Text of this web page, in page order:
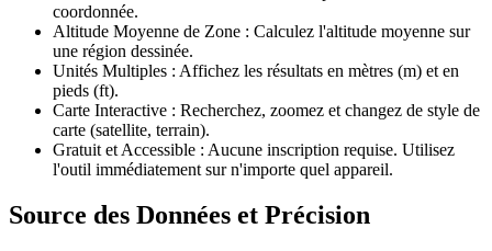
coordonnée.
Altitude Moyenne de Zone : Calculez l'altitude moyenne sur
une région dessinée.
Unités Multiples : Affichez les résultats en mètres (m) et en
pieds (ft).
Carte Interactive : Recherchez, zoomez et changez de style de
carte (satellite, terrain).
Gratuit et Accessible : Aucune inscription requise. Utilisez
l'outil immédiatement sur n'importe quel appareil.
Source des Données et Précision